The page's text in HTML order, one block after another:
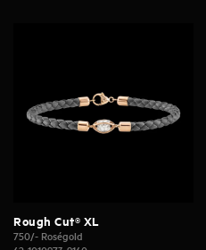
Rough Cut® XL
750/- Roségold